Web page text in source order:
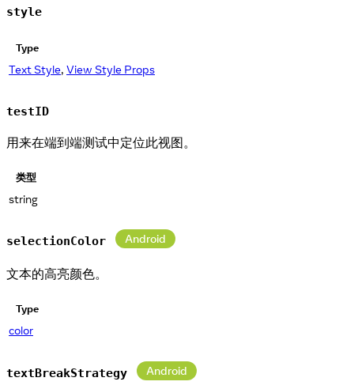
style
Type
Text Style, View Style Props
testID
用来在端到端测试中定位此视图。
类型
string
selectionColor Android
文本的高亮颜色。
Type
color
textBreakStrategy Android